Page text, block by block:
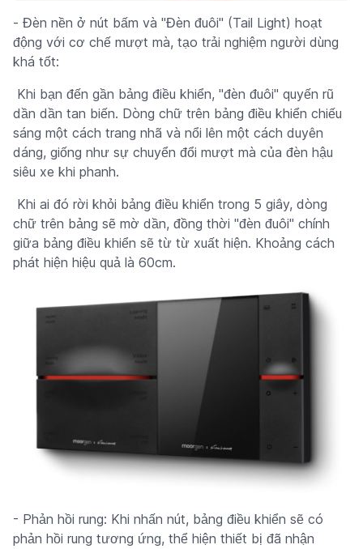
- Đèn nền ở nút bấm và "Đèn đuôi" (Tail Light) hoạt
động với cơ chế mượt mà, tạo trải nghiệm người dùng
khá tốt:
Khi bạn đến gần bảng điều khiển, "đèn đuôi" quyến rũ
dần dần tan biến. Dòng chữ trên bảng điều khiển chiếu
sáng một cách trang nhã và nổi lên một cách duyên
dáng, giống như sự chuyển đổi mượt mà của đèn hậu
siêu xe khi phanh.
Khi ai đó rời khỏi bảng điều khiển trong 5 giây, dòng
chữ trên bảng sẽ mờ dần, đồng thời "đèn đuôi" chính
giữa bảng điều khiển sẽ từ từ xuất hiện. Khoảng cách
phát hiện hiệu quả là 60cm.
- Phản hồi rung: Khi nhấn nút, bảng điều khiển sẽ có
phản hồi rung tương ứng, thể hiện thiết bị đã nhận